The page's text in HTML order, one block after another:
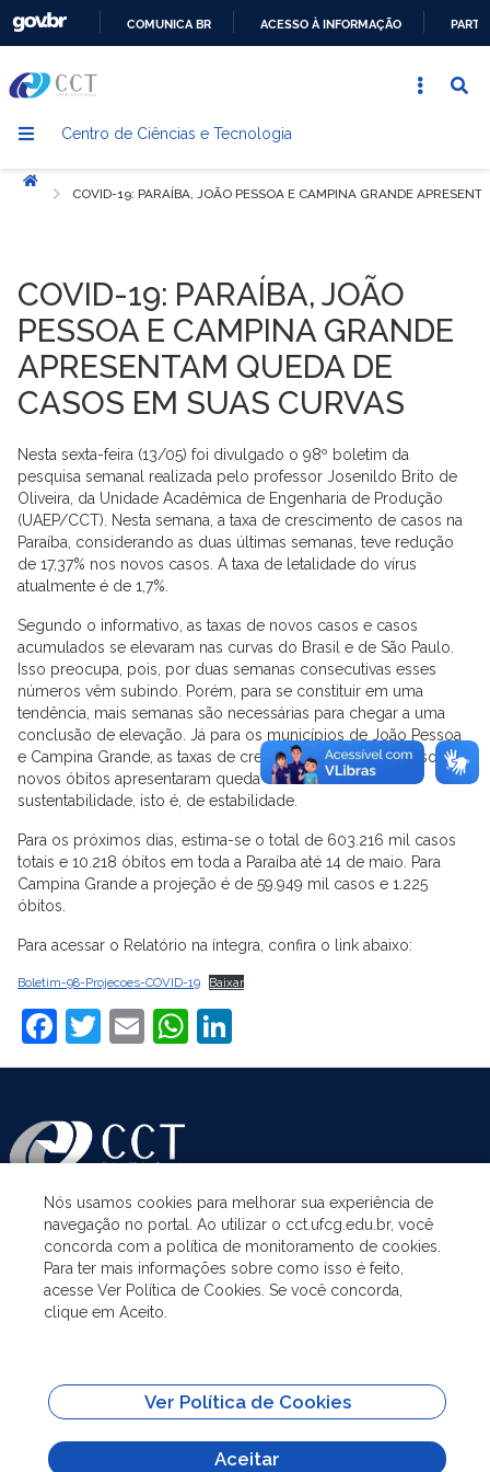
CONTEÚDO
COMUNICA BR ACESSO À INFORMAÇÃO
Centro de Ciências e Tecnologia
Início
COVID-19: PARAÍBA, JOÃO PESSOA E CAMPINA GRANDE
COVID-19: PARAÍBA, JOÃO
PESSOA E CAMPINA GRANDE
APRESENTAM QUEDA DE
CASOS EM SUAS CURVAS
Nesta sexta-feira (13/05) foi divulgado o 98º boletim da
pesquisa semanal realizada pelo professor Josenildo Brito de
Oliveira, da Unidade Acadêmica de Engenharia de Produção
(UAEP/CCT). Nesta semana, a taxa de crescimento de casos na
Paraíba, considerando as duas últimas semanas, teve redução
de 17,37% nos novos casos. A taxa de letalidade do vírus
atualmente é de 1,7%.
Segundo o informativo, as taxas de novos casos e casos
acumulados se elevaram nas curvas do Brasil e de São Paulo.
Isso preocupa, pois, por duas semanas consecutivas esses
números vêm subindo. Porém, para se constituir em uma
tendência, mais semanas são necessárias para chegar a uma
conclusão de elevação. Já para os municípios de João Pessoa
e Campina Grande, as taxas de crescimento de novos casos e
novos óbitos apresentaram queda e estão na zona de
sustentabilidade, isto é, de estabilidade.
Para os próximos dias, estima-se o total de 603.216 mil casos
totais e 10.218 óbitos em toda a Paraíba até 14 de maio. Para
Campina Grande a projeção é de 59.949 mil casos e 1.225
óbitos.
Para acessar o Relatório na íntegra, confira o link abaixo:
Boletim-98-Projecoes-COVID-19 Baixar
Facebook
Twitter
EmailWhatsApp
ASSUNTOS
ACESSO À INFORMAÇÃO
SITES IMPORTANTES
Nós usamos cookies para melhorar sua experiência de
navegação no portal. Ao utilizar o cct.ufcg.edu.br, você
concorda com a política de monitoramento de cookies.
Para ter mais informações sobre como isso é feito,
acesse Ver Política de Cookies. Se você concorda,
clique em Aceito.
Ver Política de Cookies
Aceitar